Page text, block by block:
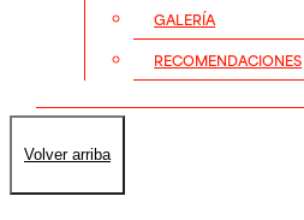
GALERÍA
RECOMENDACIONES
Volver arriba